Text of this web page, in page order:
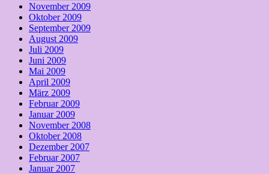
November 2009
Oktober 2009
September 2009
August 2009
Juli 2009
Juni 2009
Mai 2009
April 2009
März 2009
Februar 2009
Januar 2009
November 2008
Oktober 2008
Dezember 2007
Februar 2007
Januar 2007